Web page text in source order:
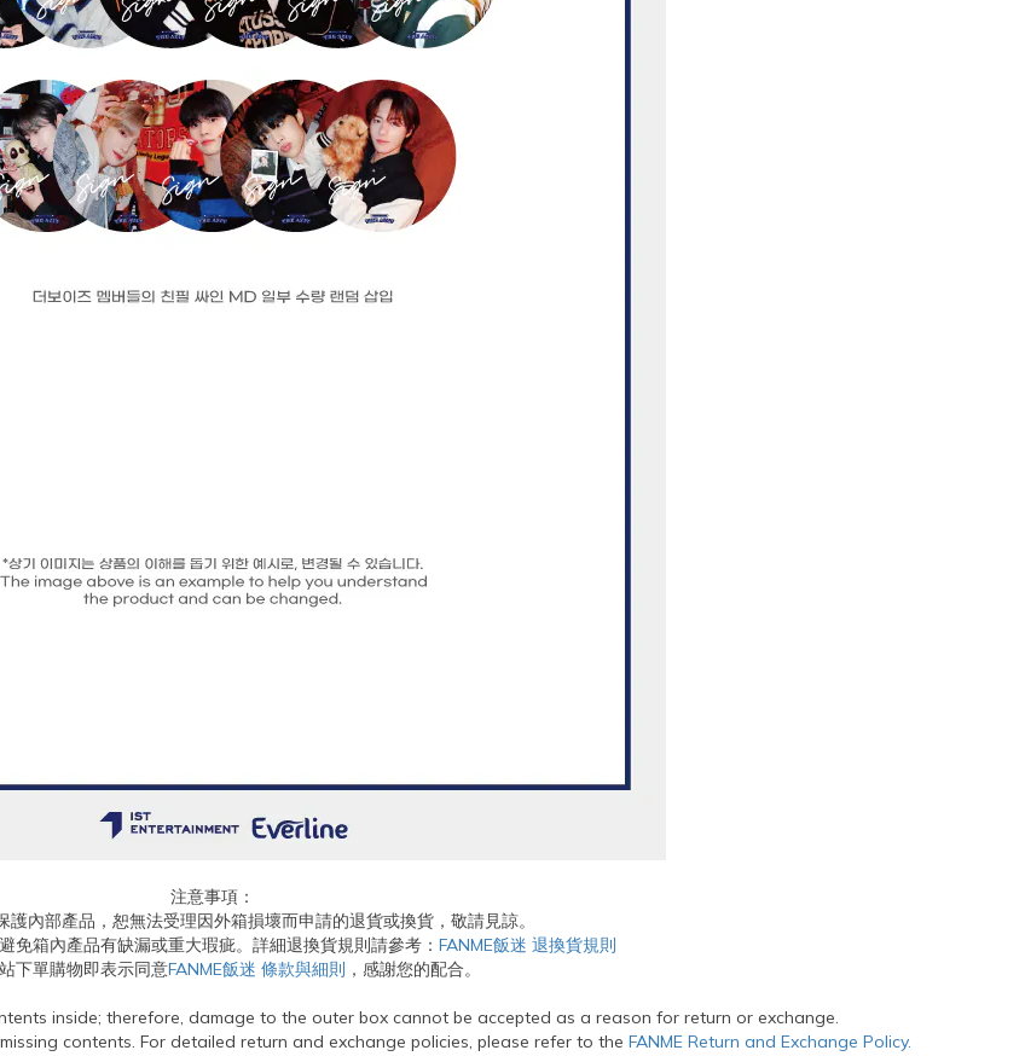
注意事項：
內部產品，恕無法受理因外箱損壞而申請的退貨或換貨，敬請見諒。
免箱內產品有缺漏或重大瑕疵。詳細退換貨規則請參考： FANME飯迷 退換貨規則
下單購物即表示同意FANME飯迷 條款與細則 ，感謝您的配合。
inside; therefore, damage to the outer box cannot be accepted as a reason for return or exchange.
contents. For detailed return and exchange policies, please refer to the FANME Return and Exchange Policy.